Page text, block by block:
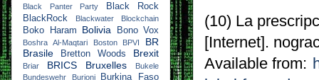
(10) La
[Internet].
Available from:
Black Panter Party
Black Rock
BlackRock
Blackwater Blockchain
Boko Haram Bolivia Bono Vox
Boshra Al-Maqtari Boston BPVI
BR
Brasile
Bretton Woods Brexit
Briar BRICS Bruxelles
Bukele
Bundeswehr
Burioni
Burkina Faso